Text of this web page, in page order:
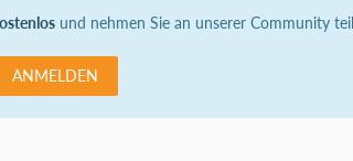
und nehmen Sie an unserer Community
ANMELDEN